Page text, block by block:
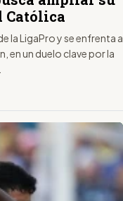
Católica
la LigaPro y se enfrenta a
en un duelo clave por la